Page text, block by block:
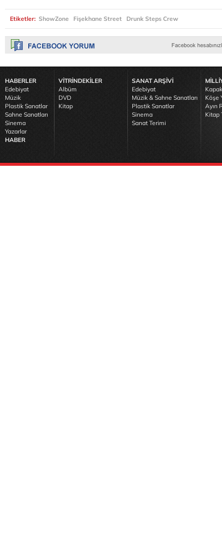
Etiketler: ShowZone Fişekhane Street Drunk Steps Crew
HABERLER
Edebiyat
Müzik
Plastik Sanatlar
Sahne Sanatları
Sinema
Yazarlar
HABER
VİTRİNDEKİLER
Albüm
DVD
Kitap
SANAT ARŞİVİ
Edebiyat
Müzik & Sahne Sanatları
Plastik Sanatlar
Sinema
Sanat Terimi
Köşe
Ayın
Kitap